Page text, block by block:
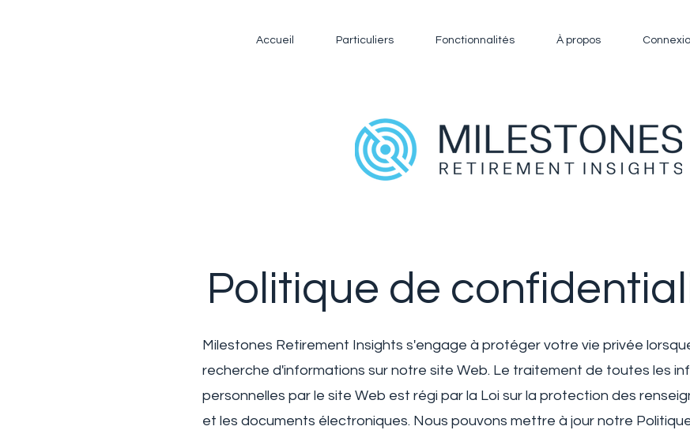
Accueil Particuliers Fonctionnalités À propos
Politique de
Milestones Retirement Insights s'engage à protéger votre vie privée
recherche d'informations sur notre site Web. Le traitement de toutes les
personnelles par le site Web est régi par la Loi sur la protection des
et les documents électroniques. Nous pouvons mettre à jour notre